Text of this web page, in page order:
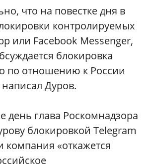
что на повестке дня в
контролируемых
или Facebook Messenger,
блокировка
по отношению к России
Дуров.
день глава Роскомнадзора
блокировкой Telegram
компания «откажется